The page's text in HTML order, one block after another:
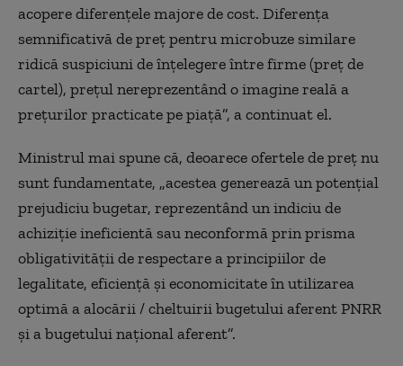
acopere diferențele majore de cost. Diferența
semnificativă de preț pentru microbuze similare
ridică suspiciuni de înțelegere între firme (preț de
cartel), prețul nereprezentând o imagine reală a
prețurilor practicate pe piață”, a continuat el.
Ministrul mai spune că, deoarece ofertele de preț nu
sunt fundamentate, „acestea generează un potențial
prejudiciu bugetar, reprezentând un indiciu de
achiziție ineficientă sau neconformă prin prisma
obligativității de respectare a principiilor de
legalitate, eficiență și economicitate în utilizarea
optimă a alocării / cheltuirii bugetului aferent PNRR
și a bugetului național aferent”.